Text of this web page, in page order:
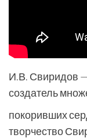
И.В. Свиридов —
создатель
покоривших
творчество